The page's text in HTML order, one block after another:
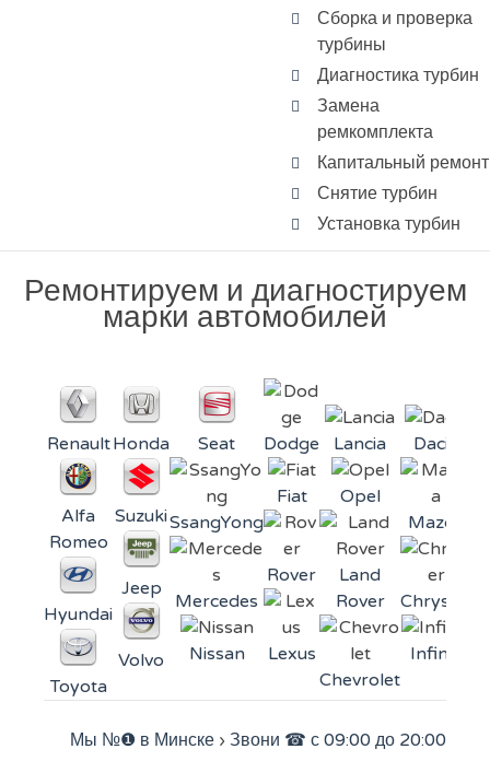
Сборка и проверка
турбины
Диагностика турбин
Замена
ремкомплекта
Капитальный ремонт
Снятие турбин
Установка турбин
Ремонтируем и диагностируем
марки автомобилей
Renault
Alfa
Romeo
Hyundai
Toyota
Honda
Suzuki
Jeep
Volvo
Seat
SsangYong
Mercedes
Nissan
Dodge
Fiat
Rover
Lexus
Lancia
Opel
Land
Rover
Chevrolet
Dacia
Mazda
Chrysler
Infiniti
Мы №❶ в Минске › Звони ☎ с 09:00 до 20:00